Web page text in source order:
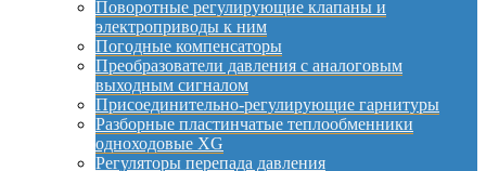
Поворотные регулирующие клапаны и
электроприводы к ним
Погодные компенсаторы
Преобразователи давления с аналоговым
выходным сигналом
Присоединительно-регулирующие гарнитуры
Разборные пластинчатые теплообменники
одноходовые XG
Регуляторы перепада давления